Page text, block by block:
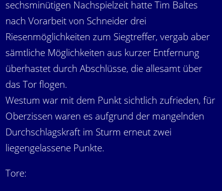
sechsminütigen Nachspielzeit hatte Tim Baltes
nach Vorarbeit von Schneider drei
Riesenmöglichkeiten zum Siegtreffer, vergab aber
sämtliche Möglichkeiten aus kurzer Entfernung
überhastet durch Abschlüsse, die allesamt über
das Tor flogen.
Westum war mit dem Punkt sichtlich zufrieden, für
Oberzissen waren es aufgrund der mangelnden
Durchschlagskraft im Sturm erneut zwei
liegengelassene Punkte.
Tore: